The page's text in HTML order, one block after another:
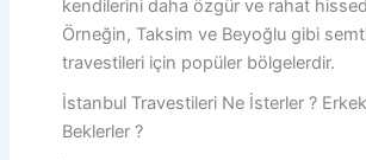
kendilerini daha özgür ve rahat
Örneğin, Taksim ve Beyoğlu gibi
travestileri için popüler bölgelerdir.
İstanbul Travestileri Ne İsterler ?
Beklerler ?